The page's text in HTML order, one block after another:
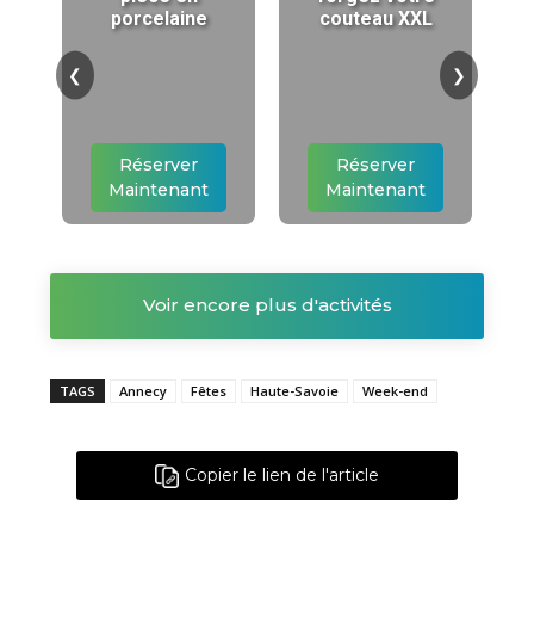
porcelaine
Réserver
Maintenant
couteau XXL
Réserver
Maintenant
❮ ❯
Voir encore plus d'activités
TAGS Annecy Fêtes Haute-Savoie Week-end
Copier le lien de l'article